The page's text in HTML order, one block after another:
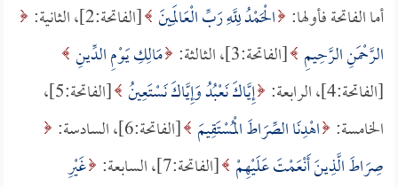
أما الفاتحة فأولها: الْحَمْدُ لِلَّهِ رَبِّ الْعَالَمِينَ [الفاتحة:2]، الثانية:
الرَّحْمَنِ الرَّحِيمِ [الفاتحة:3]، الثالثة:
مَالِكِ يَوْمِ الدِّينِ
[الفاتحة:4]، الرابعة:
إِيَّاكَ نَعْبُدُ وَإِيَّاكَ نَسْتَعِينُ
[الفاتحة:5]،
الخامسة: اهْدِنَا الصِّرَاطَ الْمُسْتَقِيمَ [الفاتحة:6]، السادسة:
صِرَاطَ الَّذِينَ أَنْعَمْتَ عَلَيْهِمْ [الفاتحة:7]، السابعة:
غَيْرِ